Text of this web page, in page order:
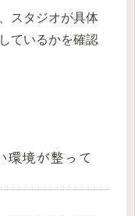
スタジオが具体
ているかを確認
境が整って